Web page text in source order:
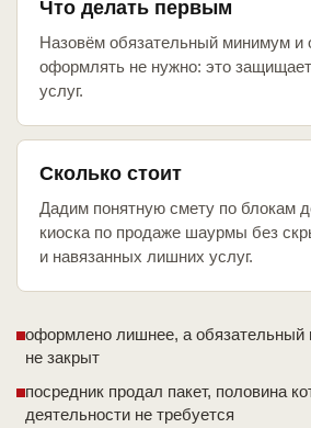
Что делать первым
Назовём обязательный минимум и
оформлять не нужно: это
услуг.
Сколько стоит
Дадим понятную смету по блокам
киоска по продаже шаурмы без
и навязанных лишних услуг.
оформлено лишнее, а обязательный
не закрыт
посредник продал пакет, половина
деятельности не требуется